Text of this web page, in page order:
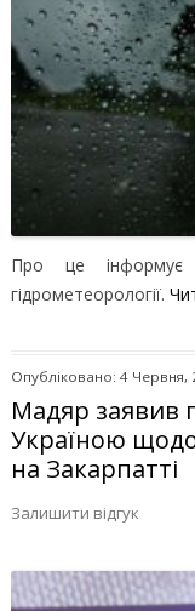
Про це інформує
гідрометеорології.
Опубліковано: 4 Червня,
Мадяр заявив
Україною
на Закарпатті
Залишити відгук